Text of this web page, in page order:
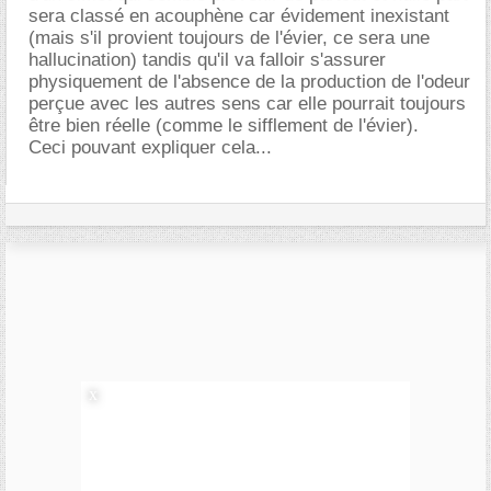
sera classé en acouphène car évidement inexistant
(mais s'il provient toujours de l'évier, ce sera une
hallucination) tandis qu'il va falloir s'assurer
physiquement de l'absence de la production de l'odeur
perçue avec les autres sens car elle pourrait toujours
être bien réelle (comme le sifflement de l'évier).
Ceci pouvant expliquer cela...